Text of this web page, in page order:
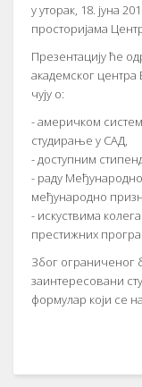
у уторак, 18. јуна
просторијама
Презентацију ће
академског центра
чују о:
- америчком
студирање у САД,
- доступним
- раду
међународно
- искуствима
престижних
Због ограниченог
заинтересовани
формулар који се